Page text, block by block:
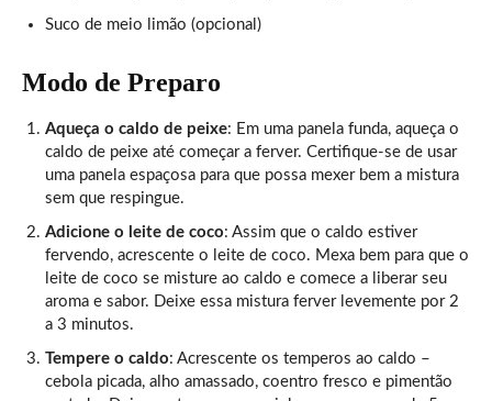
Suco de meio limão (opcional)
Modo de Preparo
Aqueça o caldo de peixe: Em uma panela funda, aqueça o
caldo de peixe até começar a ferver. Certifique-se de usar
uma panela espaçosa para que possa mexer bem a mistura
sem que respingue.
Adicione o leite de coco: Assim que o caldo estiver
fervendo, acrescente o leite de coco. Mexa bem para que o
leite de coco se misture ao caldo e comece a liberar seu
aroma e sabor. Deixe essa mistura ferver levemente por 2
a 3 minutos.
Tempere o caldo: Acrescente os temperos ao caldo –
cebola picada, alho amassado, coentro fresco e pimentão